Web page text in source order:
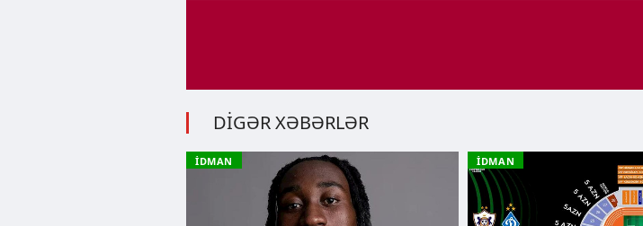
DİGƏR XƏBƏRLƏR
İDMAN İDMAN